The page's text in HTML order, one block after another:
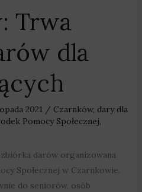
Trwa
dla
2021 / Czarnków, dary dla
Pomocy Społecznej,
darów organizowana
Społecznej w Czarnkowie.
do seniorów, osób